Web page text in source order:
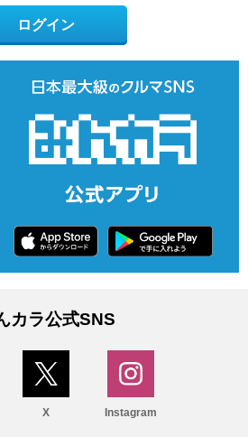
ログイン
カラ公式SNS
X Instagram